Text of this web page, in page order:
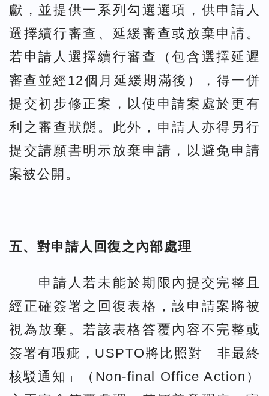
獻，並提供一系列勾選選項，供申請人
選擇續行審查、延緩審查或放棄申請。
若申請人選擇續行審查（包含選擇延遲
審查並經12個月延緩期滿後），得一併
提交初步修正案，以使申請案處於更有
利之審查狀態。此外，申請人亦得另行
提交請願書明示放棄申請，以避免申請
案被公開。
五、對申請人回復之內部處理
申請人若未能於期限內提交完整且
經正確簽署之回復表格，該申請案將被
視為放棄。若該表格答覆內容不完整或
簽署有瑕疵，USPTO將比照對「非最終
核駁通知」（Non-final Office Action）